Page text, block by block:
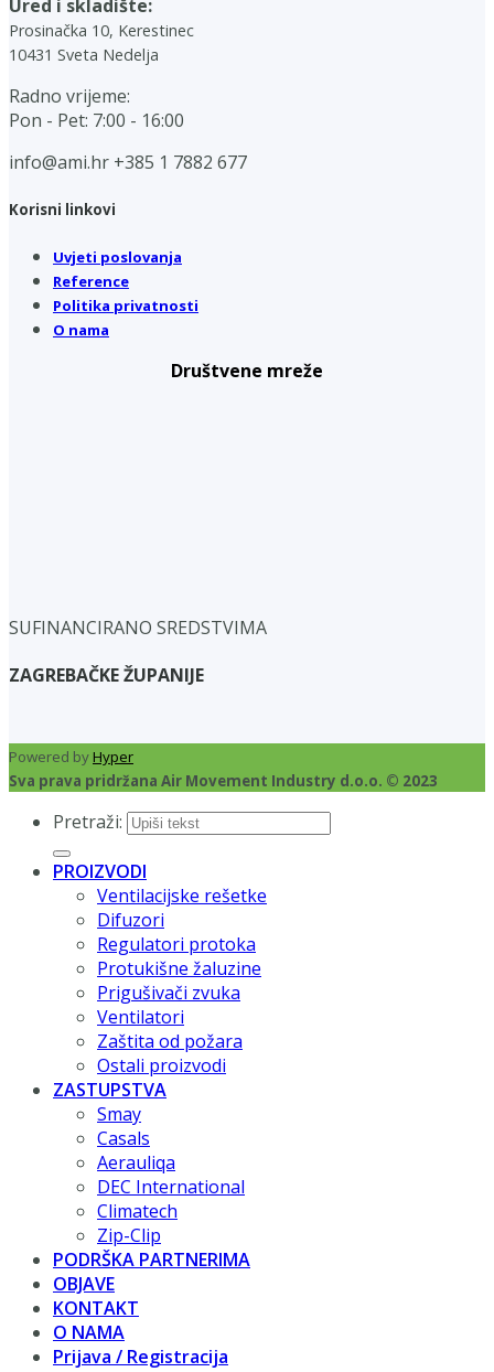
Ured i skladište:
Prosinačka 10, Kerestinec
10431 Sveta Nedelja
Radno vrijeme:
Pon - Pet: 7:00 - 16:00
info@ami.hr +385 1 7882 677
Korisni linkovi
Uvjeti poslovanja
Reference
Politika privatnosti
O nama
Društvene mreže
SUFINANCIRANO SREDSTVIMA
ZAGREBAČKE ŽUPANIJE
Powered byHyper
Sva prava pridržana Air Movement Industry d.o.o. © 2023
Pretraži:
PROIZVODI
Ventilacijske rešetke
Difuzori
Regulatori protoka
Protukišne žaluzine
Prigušivači zvuka
Ventilatori
Zaštita od požara
Ostali proizvodi
ZASTUPSTVA
Smay
Casals
Aerauliqa
DEC International
Climatech
Zip-Clip
PODRŠKA PARTNERIMA
OBJAVE
KONTAKT
O NAMA
Prijava / Registracija